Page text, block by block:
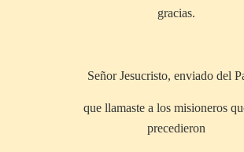
gracias.
Señor Jesucristo, enviado del
que llamaste a los misioneros
precedieron